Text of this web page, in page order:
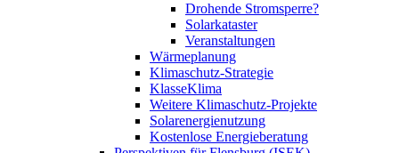
Drohende Stromsperre?
Solarkataster
Veranstaltungen
Wärmeplanung
Klimaschutz-Strategie
KlasseKlima
Weitere Klimaschutz-Projekte
Solarenergienutzung
Kostenlose Energieberatung